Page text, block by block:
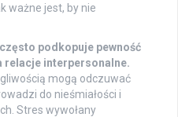
ważne jest, by nie
podkopuje pewność
relacje interpersonalne.
mogą odczuwać
do nieśmiałości i
Stres wywołany